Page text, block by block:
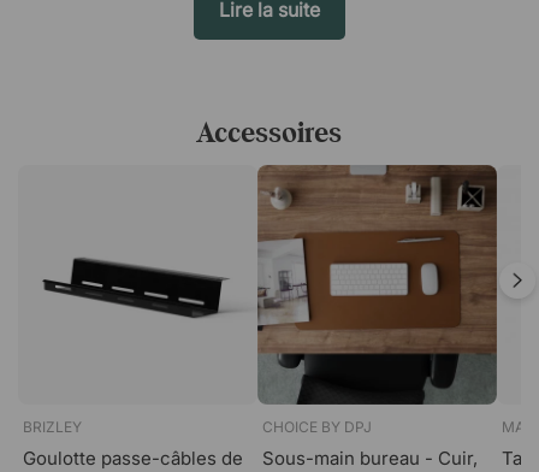
Lire la suite
Accessoires
BRIZLEY
Goulotte passe-câbles de
CHOICE BY DPJ
Sous-main bureau - Cuir,